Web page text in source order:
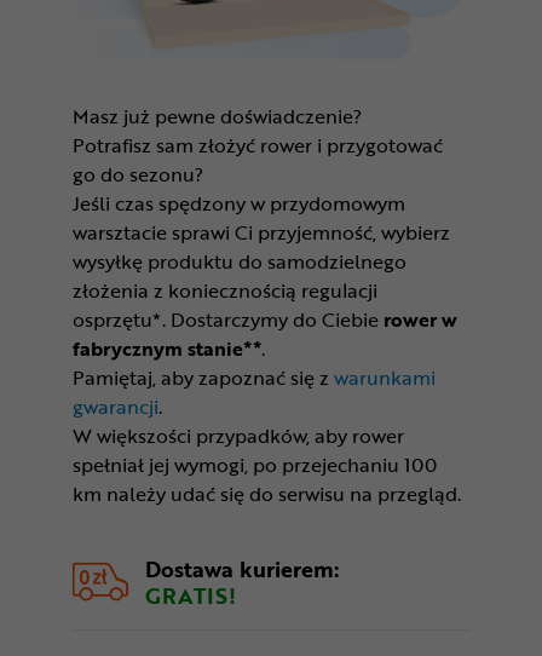
Masz już pewne doświadczenie?
Potrafisz sam złożyć rower i przygotować
go do sezonu?
Jeśli czas spędzony w przydomowym
warsztacie sprawi Ci przyjemność, wybierz
wysyłkę produktu do samodzielnego
złożenia z koniecznością regulacji
osprzętu*. Dostarczymy do Ciebie rower w
fabrycznym stanie**.
Pamiętaj, aby zapoznać się z warunkami
gwarancji.
W większości przypadków, aby rower
spełniał jej wymogi, po przejechaniu 100
km należy udać się do serwisu na przegląd.
Dostawa kurierem:
GRATIS!